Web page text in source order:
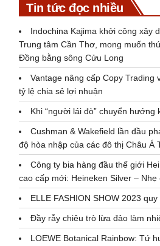
Tin tức đọc nhiều
Indochina Kajima khởi công xây
Trung tâm Cần Thơ, mong muốn
Đồng bằng sông Cửu Long
Vantage nâng cấp Copy Trading
tỷ lệ chia sẻ lợi nhuận
Khi “người lái đò” chuyển hướng
Cushman & Wakefield lần đầu
độ hòa nhập của các đô thị Châu Á
Công ty bia hàng đầu thế giới
cao cấp mới: Heineken Silver –
ELLE FASHION SHOW 2023
Đầy rẫy chiêu trò lừa đảo làm
LOEWE Botanical Rainbow: Tứ